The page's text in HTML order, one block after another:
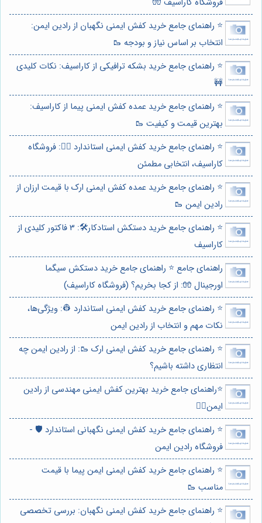
فروشگاه کاراسیف 🧤
⭐️ راهنمای جامع خرید کفش ایمنی نگهبان از رادین ایمن:
انتخاب بر اساس نیاز و بودجه 🥾
⭐️ راهنمای جامع خرید بشکه ترافیکی از کاراسیف: نکات کلیدی
🚧
⭐️ راهنمای جامع خرید عمده کفش ایمنی پیما از کاراسیف:
بهترین قیمت و کیفیت 🥾
⭐️ راهنمای جامع خرید کفش ایمنی استاندارد 👷‍♂️: فروشگاه
کاراسیف، انتخابی مطمئن
⭐️ راهنمای جامع خرید عمده کفش ایمنی ارک با قیمت ارزان از
رادین ایمن 🥾
⭐️ راهنمای جامع خرید دستکش استادکار🛠️: 3 فاکتور کلیدی از
کاراسیف
راهنمای جامع ⭐️ راهنمای جامع خرید دستکش سیگما
اورجینال 🧤: از کجا بخریم؟ (فروشگاه کاراسیف)
⭐️ راهنمای جامع خرید کفش ایمنی استاندارد 👷: ویژگی‌ها،
نکات مهم و انتخاب از رادین ایمن
⭐️ راهنمای جامع خرید کفش ایمنی ارک 🥾: از رادین ایمن چه
انتظاری داشته باشیم؟
⭐️راهنمای جامع خرید بهترین کفش ایمنی مهندسی از رادین
ایمن👷‍♂️
⭐️ راهنمای جامع خرید کفش ایمنی نگهبانی استاندارد 🛡️ -
فروشگاه رادین ایمن
⭐️ راهنمای جامع خرید کفش ایمنی ایمن پیما با قیمت
مناسب 🥾
⭐️ راهنمای جامع خرید کفش ایمنی نگهبان: بررسی تخصصی